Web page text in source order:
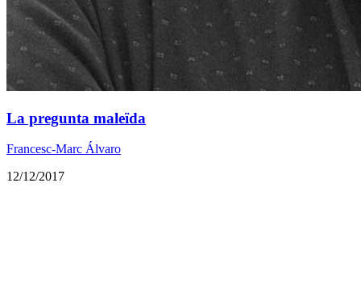
La pregunta maleïda
Francesc-Marc Álvaro
12/12/2017